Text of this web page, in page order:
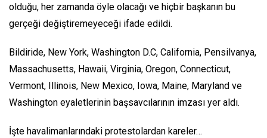
olduğu, her zamanda öyle olacağı ve hiçbir başkanın bu
gerçeği değiştiremeyeceği ifade edildi.
Bildiride, New York, Washington D.C, California, Pensilvanya,
Massachusetts, Hawaii, Virginia, Oregon, Connecticut,
Vermont, Illinois, New Mexico, Iowa, Maine, Maryland ve
Washington eyaletlerinin başsavcılarının imzası yer aldı.
İşte havalimanlarındaki protestolardan kareler…